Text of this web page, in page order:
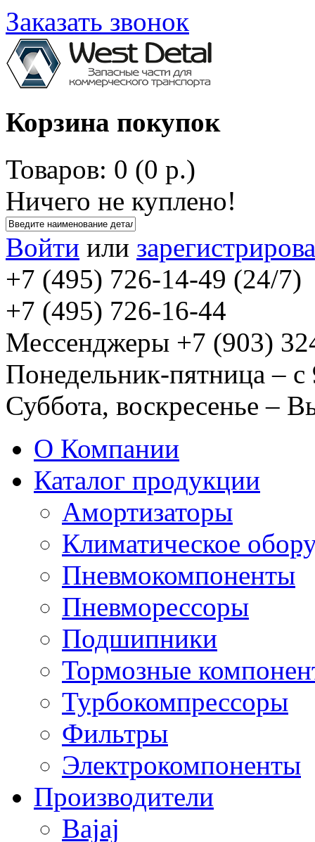
Заказать звонок
Корзина покупок
Товаров: 0 (0 р.)
Ничего не куплено!
Войти или
+7 (495) 726-14-49 (24/7)
+7 (495) 726-16-44
Мессенджеры +7 (903)
Понедельник-пятница –
Суббота, воскресенье –
О Компании
Каталог продукции
Амортизаторы
Климатическое
Пневмокомпоненты
Пневморессоры
Подшипники
Тормозные
Турбокомпрессоры
Фильтры
Электрокомпоненты
Производители
Bajaj